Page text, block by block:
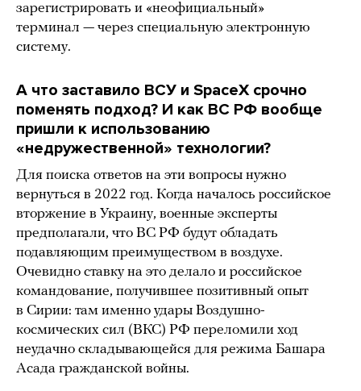
зарегистрировать и «неофициальный»
терминал — через специальную электронную
систему.
А что заставило ВСУ и SpaceX срочно
поменять подход? И как ВС РФ вообще
пришли к использованию
«недружественной» технологии?
Для поиска ответов на эти вопросы нужно
вернуться в 2022 год. Когда началось российское
вторжение в Украину, военные эксперты
предполагали, что ВС РФ будут обладать
подавляющим преимуществом в воздухе.
Очевидно ставку на это делало и российское
командование, получившее позитивный опыт
в Сирии: там именно удары Воздушно-
космических сил (ВКС) РФ переломили ход
неудачно складывающейся для режима Башара
Асада гражданской войны.